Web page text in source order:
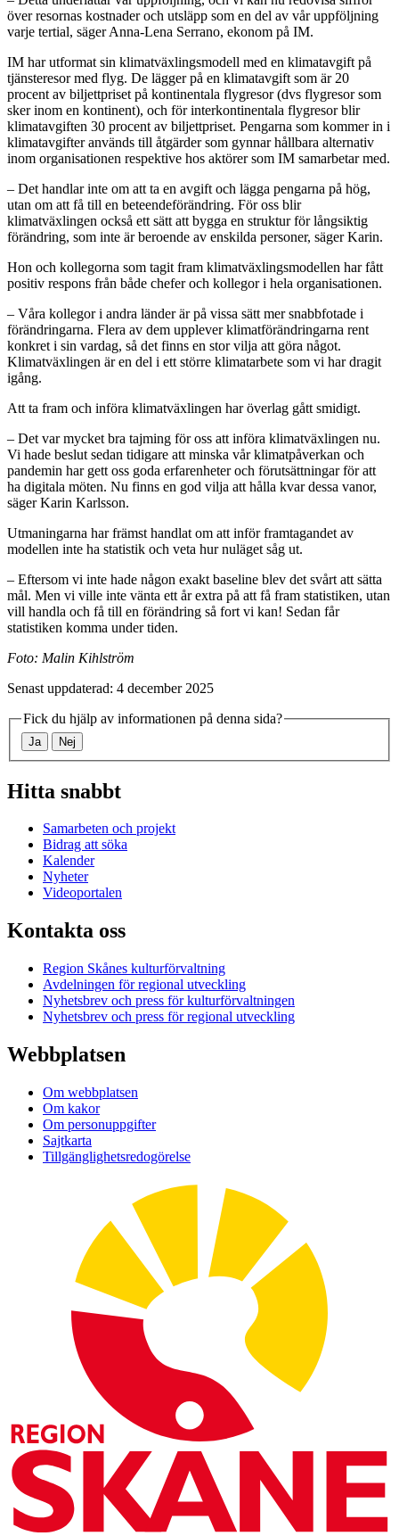
över resornas kostnader och utsläpp som en del av vår uppföljning
varje tertial, säger Anna-Lena Serrano, ekonom på IM.
IM har utformat sin klimatväxlingsmodell med en klimatavgift på
tjänsteresor med flyg. De lägger på en klimatavgift som är 20
procent av biljettpriset på kontinentala flygresor (dvs flygresor som
sker inom en kontinent), och för interkontinentala flygresor blir
klimatavgiften 30 procent av biljettpriset. Pengarna som kommer in i
klimatavgifter används till åtgärder som gynnar hållbara alternativ
inom organisationen respektive hos aktörer som IM samarbetar med.
– Det handlar inte om att ta en avgift och lägga pengarna på hög,
utan om att få till en beteendeförändring. För oss blir
klimatväxlingen också ett sätt att bygga en struktur för långsiktig
förändring, som inte är beroende av enskilda personer, säger Karin.
Hon och kollegorna som tagit fram klimatväxlingsmodellen har fått
positiv respons från både chefer och kollegor i hela organisationen.
– Våra kollegor i andra länder är på vissa sätt mer snabbfotade i
förändringarna. Flera av dem upplever klimatförändringarna rent
konkret i sin vardag, så det finns en stor vilja att göra något.
Klimatväxlingen är en del i ett större klimatarbete som vi har dragit
igång.
Att ta fram och införa klimatväxlingen har överlag gått smidigt.
– Det var mycket bra tajming för oss att införa klimatväxlingen nu.
Vi hade beslut sedan tidigare att minska vår klimatpåverkan och
pandemin har gett oss goda erfarenheter och förutsättningar för att
ha digitala möten. Nu finns en god vilja att hålla kvar dessa vanor,
säger Karin Karlsson.
Utmaningarna har främst handlat om att inför framtagandet av
modellen inte ha statistik och veta hur nuläget såg ut.
– Eftersom vi inte hade någon exakt baseline blev det svårt att sätta
mål. Men vi ville inte vänta ett år extra på att få fram statistiken, utan
vill handla och få till en förändring så fort vi kan! Sedan får
statistiken komma under tiden.
Foto: Malin Kihlström
Senast uppdaterad: 4 december 2025
Fick du hjälp av informationen på denna sida?
Ja Nej
Hitta snabbt
Samarbeten och projekt
Bidrag att söka
Kalender
Nyheter
Videoportalen
Kontakta oss
Region Skånes kulturförvaltning
Avdelningen för regional utveckling
Nyhetsbrev och press för kulturförvaltningen
Nyhetsbrev och press för regional utveckling
Webbplatsen
Om webbplatsen
Om kakor
Om personuppgifter
Sajtkarta
Tillgänglighetsredogörelse